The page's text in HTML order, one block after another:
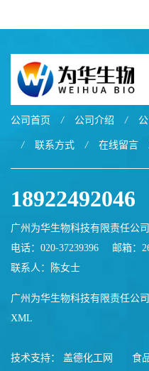
公司首页 / 公司介绍 /
/ 联系方式 / 在线留言
18922492046
广州为华生物科技有限责任公司
电话：020-37239396
邮箱：
联系人：陈女士
广州为华生物科技有限责任公司
XML
技术支持： 盖德化工网 食